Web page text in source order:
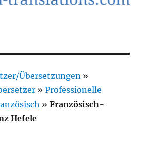
Übersetzungen »
»Professionelle
»Französisch-
Hefele